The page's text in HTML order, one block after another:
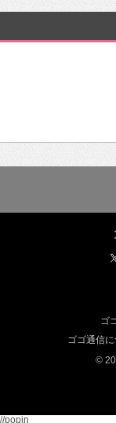
ゴ
ゴゴ通信
©
//popin